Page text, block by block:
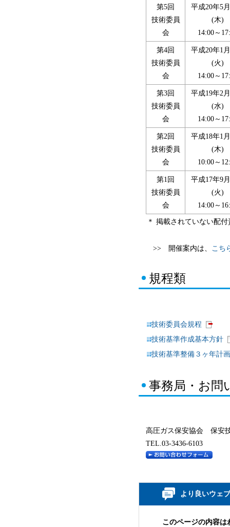
第5回
技術委員
会
平成20年5
(木)
14:00～
第4回
技術委員
会
平成20年1
(火)
14:00～
第3回
技術委員
会
平成19年2
(水)
14:00～
第2回
技術委員
会
平成18年1
(木)
10:00～
第1回
技術委員
会
平成17年9
(火)
14:00～
＊ 掲載されていない配
>> 開催案内は、 こち
規程類
技術委員会規程
技術基準作成基本方針
技術基準整備３ヶ年計画
事務局・お問
高圧ガス保安協会 保安
TEL.03-3436-6103
より良いウェ
このページの内容は